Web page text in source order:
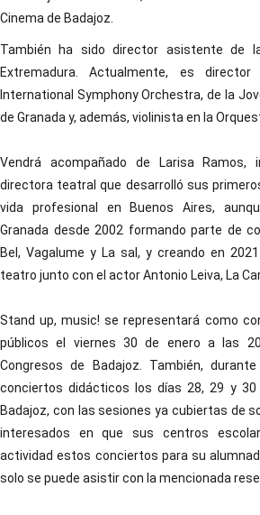
Cinema de Badajoz.
También ha sido director asistente de
Extremadura. Actualmente, es
International Symphony Orchestra, de la
de Granada y, además, violinista en la
Vendrá acompañado de Larisa Ramos,
directora teatral que desarrolló sus
vida profesional en Buenos Aires,
Granada desde 2002 formando parte de
Bel, Vagalume y La sal, y creando en
teatro junto con el actor Antonio Leiva, La
Stand up, music! se representará como
públicos el viernes 30 de enero a las
Congresos de Badajoz. También,
conciertos didácticos los días 28, 29 y 30
Badajoz, con las sesiones ya cubiertas de
interesados en que sus centros
actividad estos conciertos para su
solo se puede asistir con la mencionada